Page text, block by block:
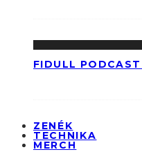
FIDULL
ZENÉK
TECHNIKA
MERCH